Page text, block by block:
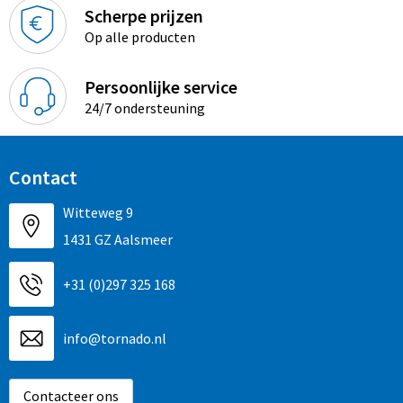
Sinterklaas
Sleutelhangers en Lanyards
Snoepgoed
Spellen voor binnen en buiten
Sport
Veiligheid, Auto en Fiets
Vrije tijd en Strand
Waterflesjes
Themapakketten
Overhemden
Strandtassen
Toilettassen
Waterbestendige tassen
Accessoires voor tassen
Schoenentassen
Golftassen
Matrozentassen
Collegetassen
Draagtassen
Scherpe prijzen
Op alle producten
Persoonlijke service
24/7 ondersteuning
Contact
Witteweg 9
1431 GZ Aalsmeer
+31 (0)297 325 168
info@tornado.nl
Contacteer ons